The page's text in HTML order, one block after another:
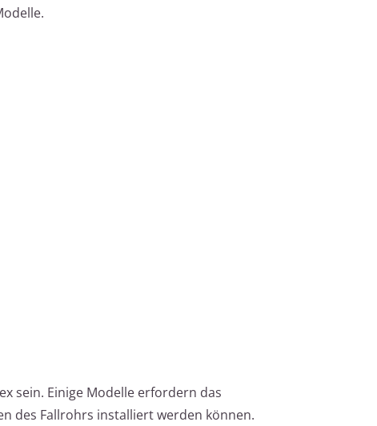
sein. Einige Modelle erfordern das
des Fallrohrs installiert werden können.